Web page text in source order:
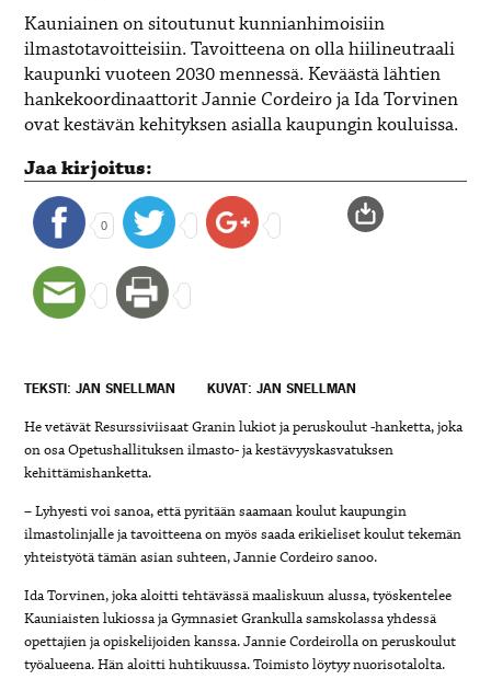
Kauniainen on sitoutunut kunnianhimoisiin
ilmastotavoitteisiin. Tavoitteena on olla hiilineutraali
kaupunki vuoteen 2030 mennessä. Keväästä lähtien
hankekoordinaattorit Jannie Cordeiro ja Ida Torvinen
ovat kestävän kehityksen asialla kaupungin kouluissa.
Jaa kirjoitus:
0
TEKSTI: JAN SNELLMAN KUVAT: JAN SNELLMAN
He vetävät Resurssiviisaat Granin lukiot ja peruskoulut -hanketta, joka
on osa Opetushallituksen ilmasto- ja kestävyyskasvatuksen
kehittämishanketta.
– Lyhyesti voi sanoa, että pyritään saamaan koulut kaupungin
ilmastolinjalle ja tavoitteena on myös saada erikieliset koulut tekemän
yhteistyötä tämän asian suhteen, Jannie Cordeiro sanoo.
Ida Torvinen, joka aloitti tehtävässä maaliskuun alussa, työskentelee
Kauniaisten lukiossa ja Gymnasiet Grankulla samskolassa yhdessä
opettajien ja opiskelijoiden kanssa. Jannie Cordeirolla on peruskoulut
työalueena. Hän aloitti huhtikuussa. Toimisto löytyy nuorisotalolta.